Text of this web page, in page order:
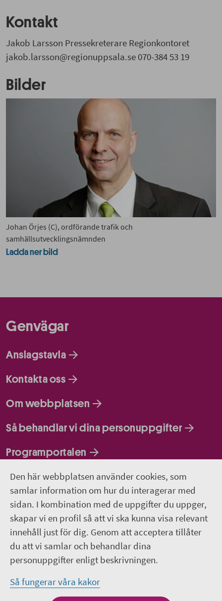
Den här webbplatsen använder cookies, som
samlar information om hur du interagerar med
sidan. I kombination med de uppgifter du uppger,
skapar vi en profil så att vi ska kunna visa relevant
innehåll just för dig. Genom att acceptera tillåter
du att vi samlar och behandlar dina
personuppgifter enligt beskrivningen.
Så fungerar våra kakor
Kontakt
Jakob Larsson Pressekreterare Regionkontoret
jakob.larsson@regionuppsala.se 070-384 53 19
Bilder
Johan Örjes (C), ordförande trafik och
samhällsutvecklingsnämnden
Ladda ner bild
Genvägar
Anslagstavla
Kontakta oss
Om webbplatsen
Så behandlar vi dina personuppgifter
Programportalen
Följ oss
Lediga jobb
Pressrum
Facebook
Jobba hos oss - Facebook